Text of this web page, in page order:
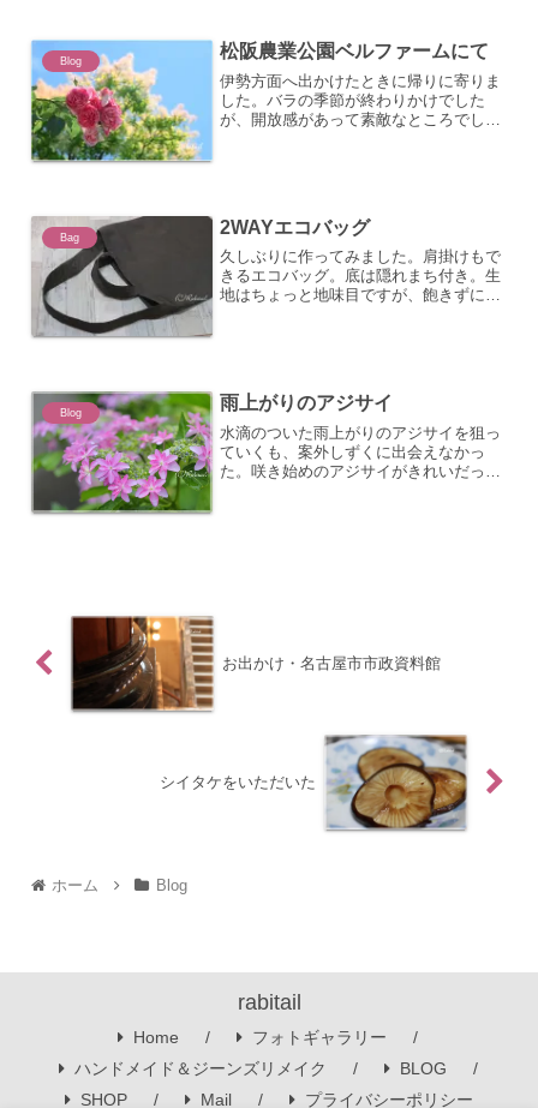
Blog 松阪農業公園ベルファームにて
伊勢方面へ出かけたときに帰りに寄りま
した。バラの季節が終わりかけでした
が、開放感があって素敵なところでし
Bag 2WAYエコバッグ
久しぶりに作ってみました。肩掛けもで
きるエコバッグ。底は隠れまち付き。生
地はちょっと地味目ですが、飽きずに使
Blog 雨上がりのアジサイ
水滴のついた雨上がりのアジサイを狙っ
ていくも、案外しずくに出会えなかっ
た。咲き始めのアジサイがきれいだっ
お出かけ・名古屋市市政資料館
シイタケをいただいた
ホーム Blog
rabitail
Home
フォトギャラリー
ハンドメイド＆ジーンズリメイク
BLOG
SHOP
Mail プライバシーポリシー